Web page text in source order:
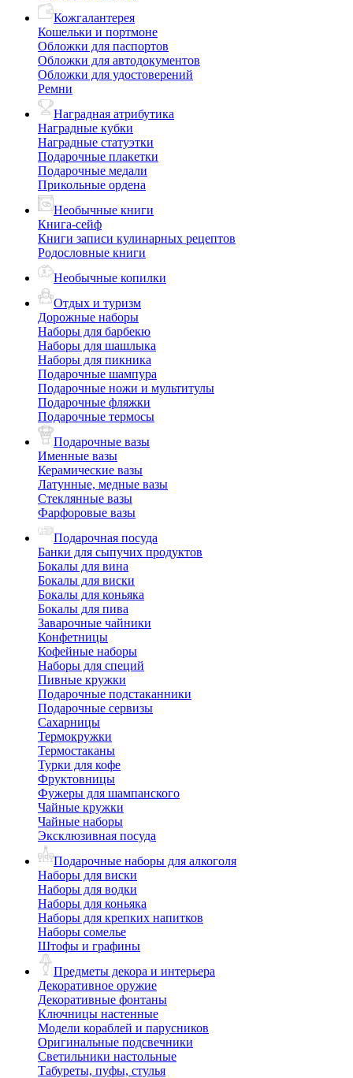
Кожгалантерея
Кошельки и портмоне
Обложки для паспортов
Обложки для автодокументов
Обложки для удостоверений
Ремни
Наградная атрибутика
Наградные кубки
Наградные статуэтки
Подарочные плакетки
Подарочные медали
Прикольные ордена
Необычные книги
Книга-сейф
Книги записи кулинарных рецептов
Родословные книги
Необычные копилки
Отдых и туризм
Дорожные наборы
Наборы для барбекю
Наборы для шашлыка
Наборы для пикника
Подарочные шампура
Подарочные ножи и мультитулы
Подарочные фляжки
Подарочные термосы
Подарочные вазы
Именные вазы
Керамические вазы
Латунные, медные вазы
Стеклянные вазы
Фарфоровые вазы
Подарочная посуда
Банки для сыпучих продуктов
Бокалы для вина
Бокалы для виски
Бокалы для коньяка
Бокалы для пива
Заварочные чайники
Конфетницы
Кофейные наборы
Наборы для специй
Пивные кружки
Подарочные подстаканники
Подарочные сервизы
Сахарницы
Термокружки
Термостаканы
Турки для кофе
Фруктовницы
Фужеры для шампанского
Чайные кружки
Чайные наборы
Эксклюзивная посуда
Подарочные наборы для алкоголя
Наборы для виски
Наборы для водки
Наборы для коньяка
Наборы для крепких напитков
Наборы сомелье
Штофы и графины
Предметы декора и интерьера
Декоративное оружие
Декоративные фонтаны
Ключницы настенные
Модели кораблей и парусников
Оригинальные подсвечники
Светильники настольные
Табуреты, пуфы, стулья